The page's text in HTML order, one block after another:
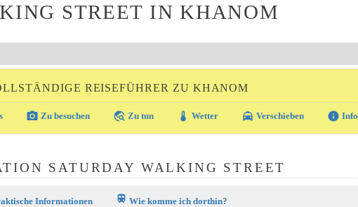
STREET IN KHANOM
REISEFÜHRER ZU KHANOM
photo_camera Zu besuchen travel_explore Zu tun thermostat Wetter local_taxi Verschieben info Info
SATURDAY WALKING STREET
Informationen train Wie komme ich dorthin?